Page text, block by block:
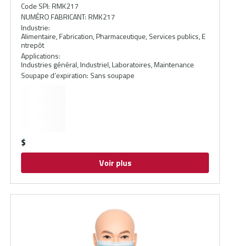
Code SPI: RMK217
NUMÉRO FABRICANT: RMK217
Industrie:
Alimentaire, Fabrication, Pharmaceutique, Services publics, E
ntrepôt
Applications:
Industries général, Industriel, Laboratoires, Maintenance
Soupape d’expiration: Sans soupape
$
Voir plus